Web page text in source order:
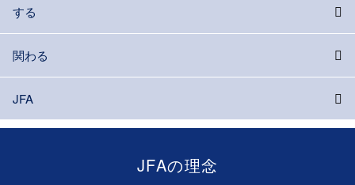
する
関わる
JFA
JFAの理念